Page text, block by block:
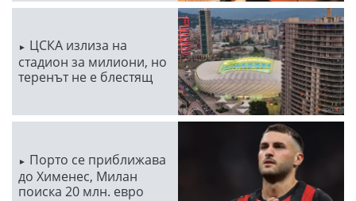
ЦСКА излиза на
стадион за милиони, но
теренът не е блестящ
Порто се приближава
до Хименес, Милан
поиска 20 млн. евро